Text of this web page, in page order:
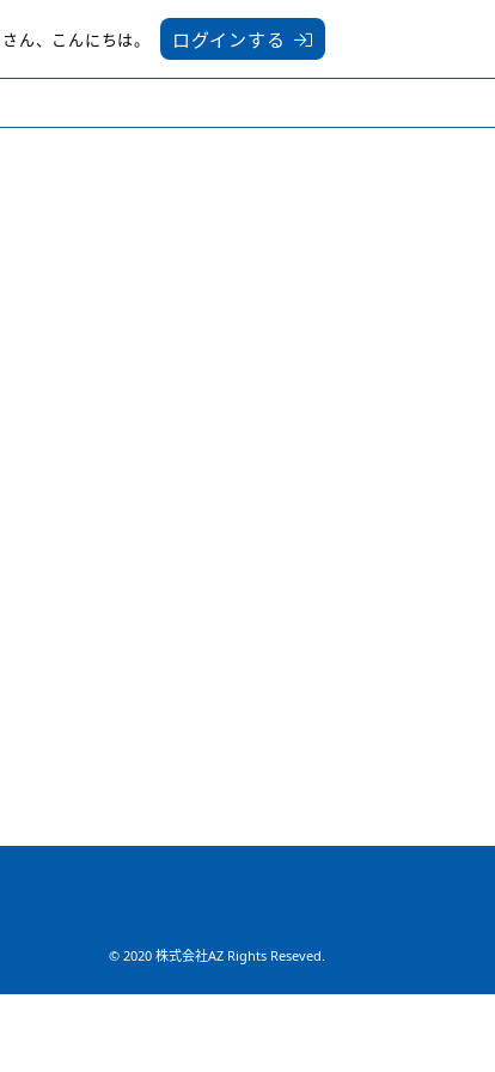
さん、こんにちは。 ログインする
© 2020 株式会社AZ Rights Reseved.